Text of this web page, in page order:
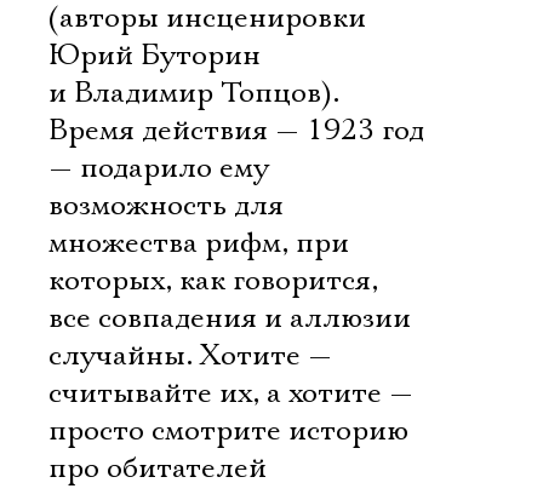
(авторы инсценировки
Юрий Буторин
и Владимир Топцов).
Время действия — 1923 год
— подарило ему
возможность для
множества рифм, при
которых, как говорится,
все совпадения и аллюзии
случайны. Хотите —
считывайте их, а хотите —
просто смотрите историю
про обитателей